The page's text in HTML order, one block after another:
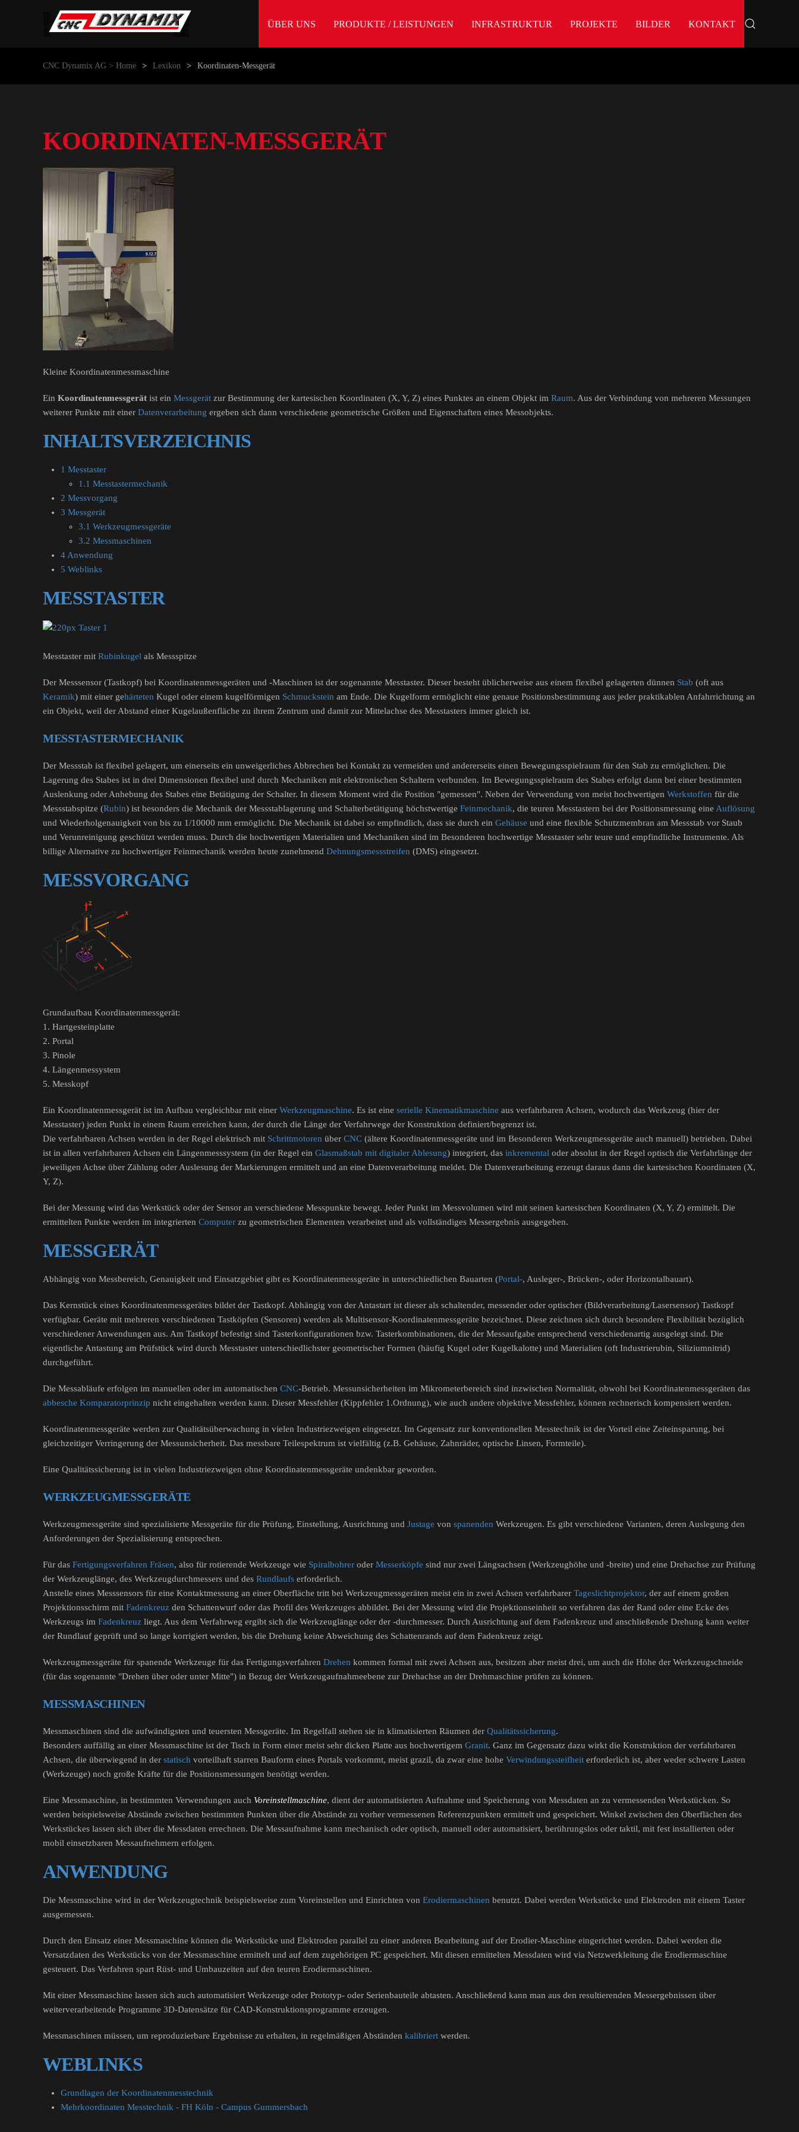
Zum Hauptinhalt springen
ÜBER UNS PRODUKTE / LEISTUNGEN INFRASTRUKTUR PROJEKTE BILDER KONTAKT
CNC Dynamix AG > Home Lexikon Koordinaten-Messgerät
KOORDINATEN-MESSGERÄT
Kleine Koordinatenmessmaschine
Ein Koordinatenmessgerät ist ein Messgerät zur Bestimmung der kartesischen Koordinaten (X, Y, Z) eines Punktes an einem Objekt im Raum. Aus der Verbindung von mehreren Messungen
weiterer Punkte mit einer Datenverarbeitung ergeben sich dann verschiedene geometrische Größen und Eigenschaften eines Messobjekts.
INHALTSVERZEICHNIS
1 Messtaster
1.1 Messtastermechanik
2 Messvorgang
3 Messgerät
3.1 Werkzeugmessgeräte
3.2 Messmaschinen
4 Anwendung
5 Weblinks
MESSTASTER
Messtaster mit Rubinkugel als Messspitze
Der Messsensor (Tastkopf) bei Koordinatenmessgeräten und -Maschinen ist der sogenannte Messtaster. Dieser besteht üblicherweise aus einem flexibel gelagerten dünnen Stab (oft aus
Keramik) mit einer gehärteten Kugel oder einem kugelförmigen Schmuckstein am Ende. Die Kugelform ermöglicht eine genaue Positionsbestimmung aus jeder praktikablen Anfahrrichtung an
ein Objekt, weil der Abstand einer Kugelaußenfläche zu ihrem Zentrum und damit zur Mittelachse des Messtasters immer gleich ist.
MESSTASTERMECHANIK
Der Messstab ist flexibel gelagert, um einerseits ein unweigerliches Abbrechen bei Kontakt zu vermeiden und andererseits einen Bewegungsspielraum für den Stab zu ermöglichen. Die
Lagerung des Stabes ist in drei Dimensionen flexibel und durch Mechaniken mit elektronischen Schaltern verbunden. Im Bewegungsspielraum des Stabes erfolgt dann bei einer bestimmten
Auslenkung oder Anhebung des Stabes eine Betätigung der Schalter. In diesem Moment wird die Position "gemessen". Neben der Verwendung von meist hochwertigen Werkstoffen für die
Messstabspitze (Rubin) ist besonders die Mechanik der Messstablagerung und Schalterbetätigung höchstwertige Feinmechanik, die teuren Messtastern bei der Positionsmessung eine Auflösung
und Wiederholgenauigkeit von bis zu 1/10000 mm ermöglicht. Die Mechanik ist dabei so empfindlich, dass sie durch ein Gehäuse und eine flexible Schutzmembran am Messstab vor Staub
und Verunreinigung geschützt werden muss. Durch die hochwertigen Materialien und Mechaniken sind im Besonderen hochwertige Messtaster sehr teure und empfindliche Instrumente. Als
billige Alternative zu hochwertiger Feinmechanik werden heute zunehmend Dehnungsmessstreifen (DMS) eingesetzt.
MESSVORGANG
Grundaufbau Koordinatenmessgerät:
1. Hartgesteinplatte
2. Portal
3. Pinole
4. Längenmessystem
5. Messkopf
Ein Koordinatenmessgerät ist im Aufbau vergleichbar mit einer Werkzeugmaschine. Es ist eine serielle Kinematikmaschine aus verfahrbaren Achsen, wodurch das Werkzeug (hier der
Messtaster) jeden Punkt in einem Raum erreichen kann, der durch die Länge der Verfahrwege der Konstruktion definiert/begrenzt ist.
Die verfahrbaren Achsen werden in der Regel elektrisch mit Schrittmotoren über CNC (ältere Koordinatenmessgeräte und im Besonderen Werkzeugmessgeräte auch manuell) betrieben. Dabei
ist in allen verfahrbaren Achsen ein Längenmesssystem (in der Regel ein Glasmaßstab mit digitaler Ablesung) integriert, das inkremental oder absolut in der Regel optisch die Verfahrlänge der
jeweiligen Achse über Zählung oder Auslesung der Markierungen ermittelt und an eine Datenverarbeitung meldet. Die Datenverarbeitung erzeugt daraus dann die kartesischen Koordinaten (X,
Y, Z).
Bei der Messung wird das Werkstück oder der Sensor an verschiedene Messpunkte bewegt. Jeder Punkt im Messvolumen wird mit seinen kartesischen Koordinaten (X, Y, Z) ermittelt. Die
ermittelten Punkte werden im integrierten Computer zu geometrischen Elementen verarbeitet und als vollständiges Messergebnis ausgegeben.
MESSGERÄT
Abhängig von Messbereich, Genauigkeit und Einsatzgebiet gibt es Koordinatenmessgeräte in unterschiedlichen Bauarten (Portal-, Ausleger-, Brücken-, oder Horizontalbauart).
Das Kernstück eines Koordinatenmessgerätes bildet der Tastkopf. Abhängig von der Antastart ist dieser als schaltender, messender oder optischer (Bildverarbeitung/Lasersensor) Tastkopf
verfügbar. Geräte mit mehreren verschiedenen Tastköpfen (Sensoren) werden als Multisensor-Koordinatenmessgeräte bezeichnet. Diese zeichnen sich durch besondere Flexibilität bezüglich
verschiedener Anwendungen aus. Am Tastkopf befestigt sind Tasterkonfigurationen bzw. Tasterkombinationen, die der Messaufgabe entsprechend verschiedenartig ausgelegt sind. Die
eigentliche Antastung am Prüfstück wird durch Messtaster unterschiedlichster geometrischer Formen (häufig Kugel oder Kugelkalotte) und Materialien (oft Industrierubin, Siliziumnitrid)
durchgeführt.
Die Messabläufe erfolgen im manuellen oder im automatischen CNC-Betrieb. Messunsicherheiten im Mikrometerbereich sind inzwischen Normalität, obwohl bei Koordinatenmessgeräten das
abbesche Komparatorprinzip nicht eingehalten werden kann. Dieser Messfehler (Kippfehler 1.Ordnung), wie auch andere objektive Messfehler, können rechnerisch kompensiert werden.
Koordinatenmessgeräte werden zur Qualitätsüberwachung in vielen Industriezweigen eingesetzt. Im Gegensatz zur konventionellen Messtechnik ist der Vorteil eine Zeiteinsparung, bei
gleichzeitiger Verringerung der Messunsicherheit. Das messbare Teilespektrum ist vielfältig (z.B. Gehäuse, Zahnräder, optische Linsen, Formteile).
Eine Qualitätssicherung ist in vielen Industriezweigen ohne Koordinatenmessgeräte undenkbar geworden.
WERKZEUGMESSGERÄTE
Werkzeugmessgeräte sind spezialisierte Messgeräte für die Prüfung, Einstellung, Ausrichtung und Justage von spanenden Werkzeugen. Es gibt verschiedene Varianten, deren Auslegung den
Anforderungen der Spezialisierung entsprechen.
Für das Fertigungsverfahren Fräsen, also für rotierende Werkzeuge wie Spiralbohrer oder Messerköpfe sind nur zwei Längsachsen (Werkzeughöhe und -breite) und eine Drehachse zur Prüfung
der Werkzeuglänge, des Werkzeugdurchmessers und des Rundlaufs erforderlich.
Anstelle eines Messsensors für eine Kontaktmessung an einer Oberfläche tritt bei Werkzeugmessgeräten meist ein in zwei Achsen verfahrbarer Tageslichtprojektor, der auf einem großen
Projektionsschirm mit Fadenkreuz den Schattenwurf oder das Profil des Werkzeuges abbildet. Bei der Messung wird die Projektionseinheit so verfahren das der Rand oder eine Ecke des
Werkzeugs im Fadenkreuz liegt. Aus dem Verfahrweg ergibt sich die Werkzeuglänge oder der -durchmesser. Durch Ausrichtung auf dem Fadenkreuz und anschließende Drehung kann weiter
der Rundlauf geprüft und so lange korrigiert werden, bis die Drehung keine Abweichung des Schattenrands auf dem Fadenkreuz zeigt.
Werkzeugmessgeräte für spanende Werkzeuge für das Fertigungsverfahren Drehen kommen formal mit zwei Achsen aus, besitzen aber meist drei, um auch die Höhe der Werkzeugschneide
(für das sogenannte "Drehen über oder unter Mitte") in Bezug der Werkzeugaufnahmeebene zur Drehachse an der Drehmaschine prüfen zu können.
MESSMASCHINEN
Messmaschinen sind die aufwändigsten und teuersten Messgeräte. Im Regelfall stehen sie in klimatisierten Räumen der Qualitätssicherung.
Besonders auffällig an einer Messmaschine ist der Tisch in Form einer meist sehr dicken Platte aus hochwertigem Granit. Ganz im Gegensatz dazu wirkt die Konstruktion der verfahrbaren
Achsen, die überwiegend in der statisch vorteilhaft starren Bauform eines Portals vorkommt, meist grazil, da zwar eine hohe Verwindungssteifheit erforderlich ist, aber weder schwere Lasten
(Werkzeuge) noch große Kräfte für die Positionsmessungen benötigt werden.
Eine Messmaschine, in bestimmten Verwendungen auch Voreinstellmaschine, dient der automatisierten Aufnahme und Speicherung von Messdaten an zu vermessenden Werkstücken. So
werden beispielsweise Abstände zwischen bestimmten Punkten über die Abstände zu vorher vermessenen Referenzpunkten ermittelt und gespeichert. Winkel zwischen den Oberflächen des
Werkstückes lassen sich über die Messdaten errechnen. Die Messaufnahme kann mechanisch oder optisch, manuell oder automatisiert, berührungslos oder taktil, mit fest installierten oder
mobil einsetzbaren Messaufnehmern erfolgen.
ANWENDUNG
Die Messmaschine wird in der Werkzeugtechnik beispielsweise zum Voreinstellen und Einrichten von Erodiermaschinen benutzt. Dabei werden Werkstücke und Elektroden mit einem Taster
ausgemessen.
Durch den Einsatz einer Messmaschine können die Werkstücke und Elektroden parallel zu einer anderen Bearbeitung auf der Erodier-Maschine eingerichtet werden. Dabei werden die
Versatzdaten des Werkstücks von der Messmaschine ermittelt und auf dem zugehörigen PC gespeichert. Mit diesen ermittelten Messdaten wird via Netzwerkleitung die Erodiermaschine
gesteuert. Das Verfahren spart Rüst- und Umbauzeiten auf den teuren Erodiermaschinen.
Mit einer Messmaschine lassen sich auch automatisiert Werkzeuge oder Prototyp- oder Serienbauteile abtasten. Anschließend kann man aus den resultierenden Messergebnissen über
weiterverarbeitende Programme 3D-Datensätze für CAD-Konstruktionsprogramme erzeugen.
Messmaschinen müssen, um reproduzierbare Ergebnisse zu erhalten, in regelmäßigen Abständen kalibriert werden.
WEBLINKS
Grundlagen der Koordinatenmesstechnik
Mehrkoordinaten Messtechnik - FH Köln - Campus Gummersbach